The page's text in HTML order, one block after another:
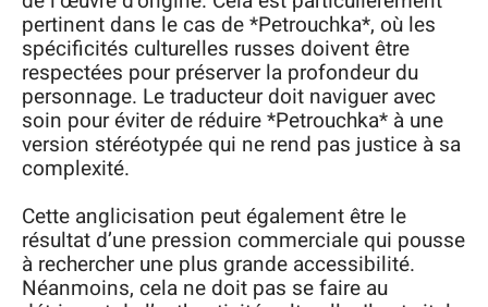
pertinent dans le cas de *Petrouchka*, où les
spécificités culturelles russes doivent être
respectées pour préserver la profondeur du
personnage. Le traducteur doit naviguer avec
soin pour éviter de réduire *Petrouchka* à une
version stéréotypée qui ne rend pas justice à sa
complexité.
Cette anglicisation peut également être le
résultat d’une pression commerciale qui pousse
à rechercher une plus grande accessibilité.
Néanmoins, cela ne doit pas se faire au